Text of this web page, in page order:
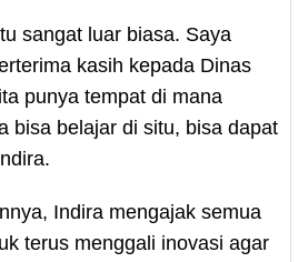
sangat luar biasa. Saya
kasih kepada Dinas
punya tempat di mana
bisa belajar di situ, bisa dapat
Indira mengajak semua
terus menggali inovasi agar